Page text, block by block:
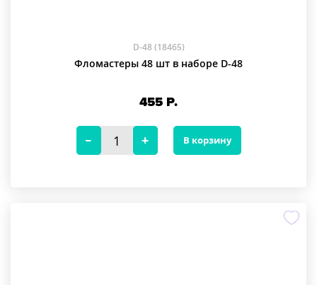
D-48 (18465)
Фломастеры 48 шт в наборе D-48
455 Р.
В корзину